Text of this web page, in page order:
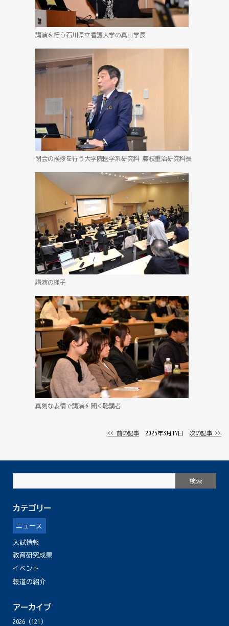
講演を行う石川県立看護大学の真田学長
閉会の挨拶を行う大学院医学系研究科 藤枝重治研究科長
講演の様子
真剣な表情で講演を聞く聴講者
<< 前の記事 │ 2025年3月17日 │次の記事 >>
カテゴリー
ニュース
入試情報
教育研究成果
イベント
報道の紹介
アーカイブ
2026(121)